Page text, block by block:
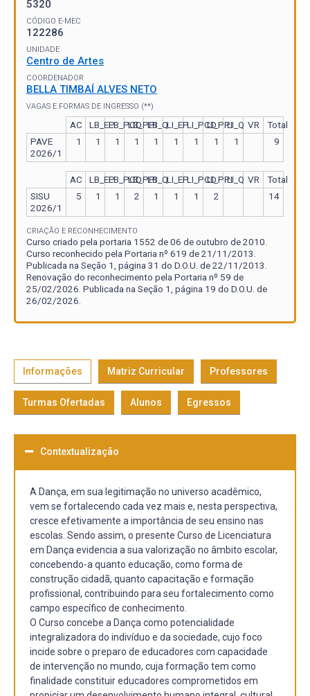
5320
CÓDIGO E-MEC
122286
UNIDADE
Centro de Artes
COORDENADOR
BELLA TIMBAÍ ALVES NETO
VAGAS E FORMAS DE INGRESSO (**)
AC LB_EPLB_PCDLB_PPILB_QLI_EPLI_PCDLI_PPILI_Q VR
Total
PAVE
2026/1
1 1 1 1 1 1 1 1 1 9
AC LB_EPLB_PCDLB_PPILB_QLI_EPLI_PCDLI_PPILI_Q VR
Total
SISU
2026/1
5 1 1 2 1 1 1 2 14
CRIAÇÃO E RECONHECIMENTO
Curso criado pela portaria 1552 de 06 de outubro de 2010.
Curso reconhecido pela Portaria nº 619 de 21/11/2013.
Publicada na Seção 1, página 31 do D.O.U. de 22/11/2013.
Renovação do reconhecimento pela Portaria nº 59 de
25/02/2026. Publicada na Seção 1, página 19 do D.O.U. de
26/02/2026.
Informações Matriz Curricular Professores
Turmas Ofertadas Alunos Egressos
Contextualização
A Dança, em sua legitimação no universo acadêmico,
vem se fortalecendo cada vez mais e, nesta perspectiva,
cresce efetivamente a importância de seu ensino nas
escolas. Sendo assim, o presente Curso de Licenciatura
em Dança evidencia a sua valorização no âmbito escolar,
concebendo-a quanto educação, como forma de
construção cidadã, quanto capacitação e formação
profissional, contribuindo para seu fortalecimento como
campo específico de conhecimento.
O Curso concebe a Dança como potencialidade
integralizadora do indivíduo e da sociedade, cujo foco
incide sobre o preparo de educadores com capacidade
de intervenção no mundo, cuja formação tem como
finalidade constituir educadores comprometidos em